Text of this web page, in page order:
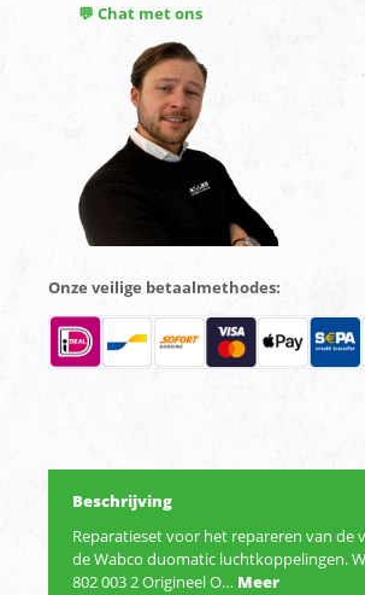
💬 Chat met ons
Onze veilige betaalmethodes:
Beschrijving
Reparatieset voor het repareren van de
de Wabco duomatic luchtkoppelingen.
802 003 2 Origineel O… Meer